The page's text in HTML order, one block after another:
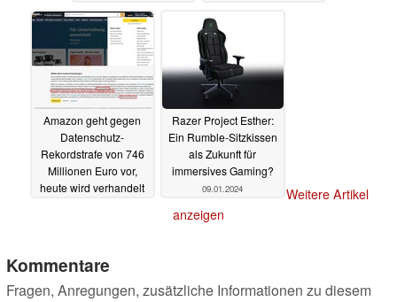
Amazon geht gegen
Datenschutz-
Rekordstrafe von 746
Millionen Euro vor,
heute wird verhandelt
Razer Project Esther:
Ein Rumble-Sitzkissen
als Zukunft für
immersives Gaming?
09.01.2024
Weitere Artikel
anzeigen
Kommentare
Fragen, Anregungen, zusätzliche Informationen zu diesem